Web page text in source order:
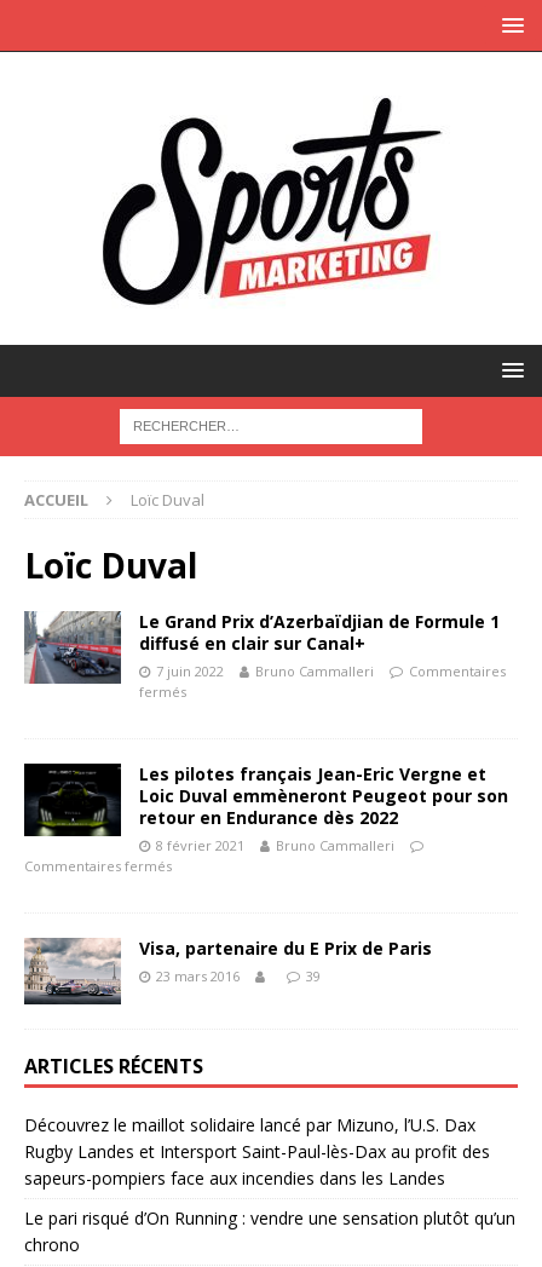
ACCUEIL Loïc Duval
Loïc Duval
Le Grand Prix d’Azerbaïdjian de Formule 1
diffusé en clair sur Canal+
7 juin 2022 Bruno Cammalleri
Commentaires
fermés
Les pilotes français Jean-Eric Vergne et
Loic Duval emmèneront Peugeot pour son
retour en Endurance dès 2022
8 février 2021
Bruno Cammalleri
Commentaires fermés
Visa, partenaire du E Prix de Paris
23 mars 2016 39
ARTICLES RÉCENTS
Découvrez le maillot solidaire lancé par Mizuno, l’U.S. Dax
Rugby Landes et Intersport Saint-Paul-lès-Dax au profit des
sapeurs-pompiers face aux incendies dans les Landes
Le pari risqué d’On Running : vendre une sensation plutôt qu’un
chrono